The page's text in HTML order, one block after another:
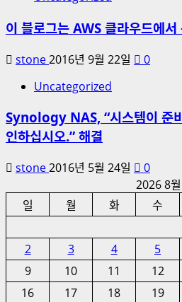
이 블로그는 AWS 클라우드에
stone2016년 9월 22일
0
Uncategorized
Synology NAS, “시스템이 준
인하십시오.” 해결
stone2016년 5월 24일
0
2026 8월
일
월 화 수
2
3 4 5
9
10 11 12
16
17 18 19